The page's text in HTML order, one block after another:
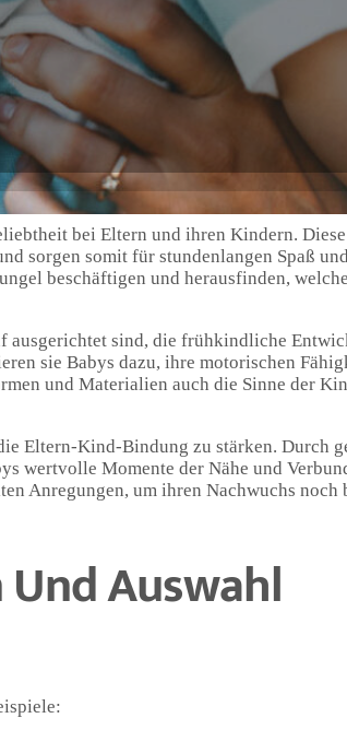
bei Eltern und ihren Kindern.
sorgen somit für stundenlangen Spaß
beschäftigen und herausfinden,
sind, die frühkindliche
sie Babys dazu, ihre motorischen
und Materialien auch die Sinne der
Eltern-Kind-Bindung zu stärken. Durch
wertvolle Momente der Nähe und
Anregungen, um ihren Nachwuchs noch
Auswahl